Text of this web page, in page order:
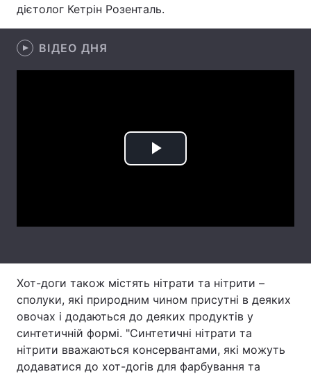
Лонгріди
Відео з Youtube
Тема оформлення
дієтолог Кетрін Розенталь.
ВІДЕО ДНЯ
Play
Хот-доги також містять нітрати та нітрити –
сполуки, які природним чином присутні в деяких
овочах і додаються до деяких продуктів у
синтетичній формі. "Синтетичні нітрати та
нітрити вважаються консервантами, які можуть
додаватися до хот-догів для фарбування та